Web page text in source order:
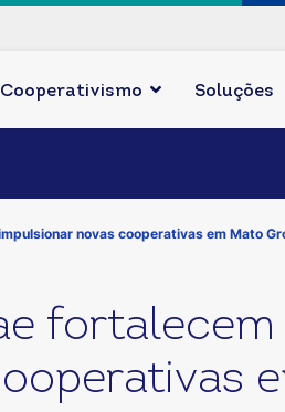
Cooperativismo Soluções
novas cooperativas em Mato